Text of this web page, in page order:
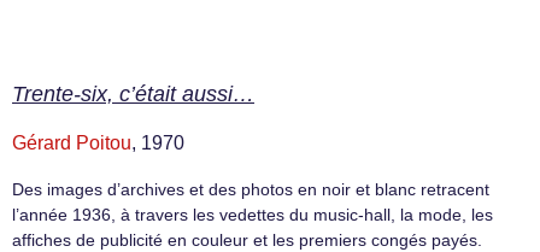
Trente-six, c’était aussi…
Gérard Poitou, 1970
Des images d’archives et des photos en noir et blanc retracent
l’année 1936, à travers les vedettes du music-hall, la mode, les
affiches de publicité en couleur et les premiers congés payés.